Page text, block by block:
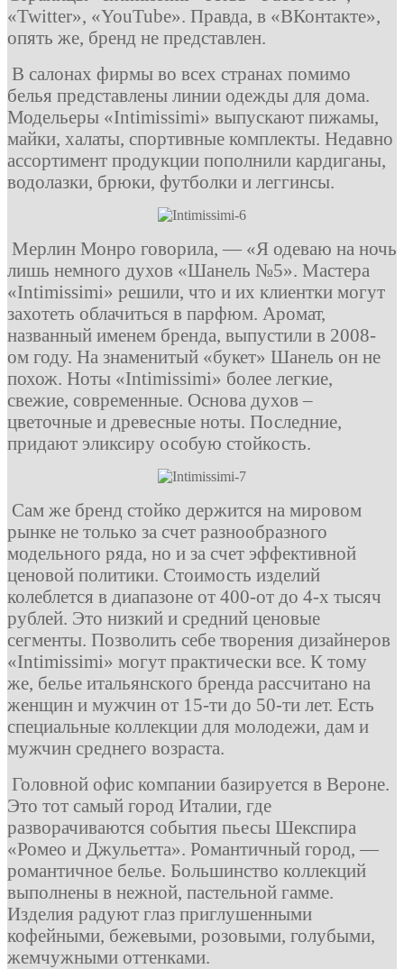
«Twitter», «YouTube». Правда, в «ВКонтакте»,
опять же, бренд не представлен.
В салонах фирмы во всех странах помимо
белья представлены линии одежды для дома.
Модельеры «Intimissimi» выпускают пижамы,
майки, халаты, спортивные комплекты. Недавно
ассортимент продукции пополнили кардиганы,
водолазки, брюки, футболки и леггинсы.
Мерлин Монро говорила, — «Я одеваю на ночь
лишь немного духов «Шанель №5». Мастера
«Intimissimi» решили, что и их клиентки могут
захотеть облачиться в парфюм. Аромат,
названный именем бренда, выпустили в 2008-
ом году. На знаменитый «букет» Шанель он не
похож. Ноты «Intimissimi» более легкие,
свежие, современные. Основа духов –
цветочные и древесные ноты. Последние,
придают эликсиру особую стойкость.
Сам же бренд стойко держится на мировом
рынке не только за счет разнообразного
модельного ряда, но и за счет эффективной
ценовой политики. Стоимость изделий
колеблется в диапазоне от 400-от до 4-х тысяч
рублей. Это низкий и средний ценовые
сегменты. Позволить себе творения дизайнеров
«Intimissimi» могут практически все. К тому
же, белье итальянского бренда рассчитано на
женщин и мужчин от 15-ти до 50-ти лет. Есть
специальные коллекции для молодежи, дам и
мужчин среднего возраста.
Головной офис компании базируется в Вероне.
Это тот самый город Италии, где
разворачиваются события пьесы Шекспира
«Ромео и Джульетта». Романтичный город, —
романтичное белье. Большинство коллекций
выполнены в нежной, пастельной гамме.
Изделия радуют глаз приглушенными
кофейными, бежевыми, розовыми, голубыми,
жемчужными оттенками.